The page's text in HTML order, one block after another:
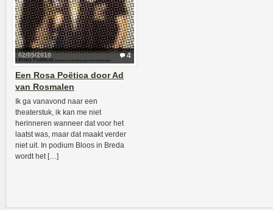
4
02/05/2010
Een Rosa Poëtica door Ad
van Rosmalen
Ik ga vanavond naar een
theaterstuk, ik kan me niet
herinneren wanneer dat voor het
laatst was, maar dat maakt verder
niet uit. In podium Bloos in Breda
wordt het […]